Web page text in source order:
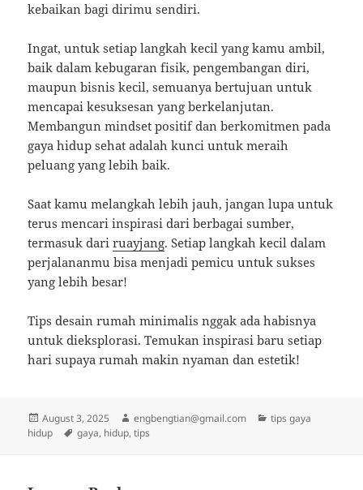
kebaikan bagi dirimu sendiri.
Ingat, untuk setiap langkah kecil yang kamu ambil,
baik dalam kebugaran fisik, pengembangan diri,
maupun bisnis kecil, semuanya bertujuan untuk
mencapai kesuksesan yang berkelanjutan.
Membangun mindset positif dan berkomitmen pada
gaya hidup sehat adalah kunci untuk meraih
peluang yang lebih baik.
Saat kamu melangkah lebih jauh, jangan lupa untuk
terus mencari inspirasi dari berbagai sumber,
termasuk dariruayjang. Setiap langkah kecil dalam
perjalananmu bisa menjadi pemicu untuk sukses
yang lebih besar!
Tips desain rumah minimalis nggak ada habisnya
untuk dieksplorasi. Temukan inspirasi baru setiap
hari supaya rumah makin nyaman dan estetik!
Posted
on
August 3, 2025 Author
engbengtian@gmail.com Categories
tips gaya
hidup
Tags
gaya, hidup,tips